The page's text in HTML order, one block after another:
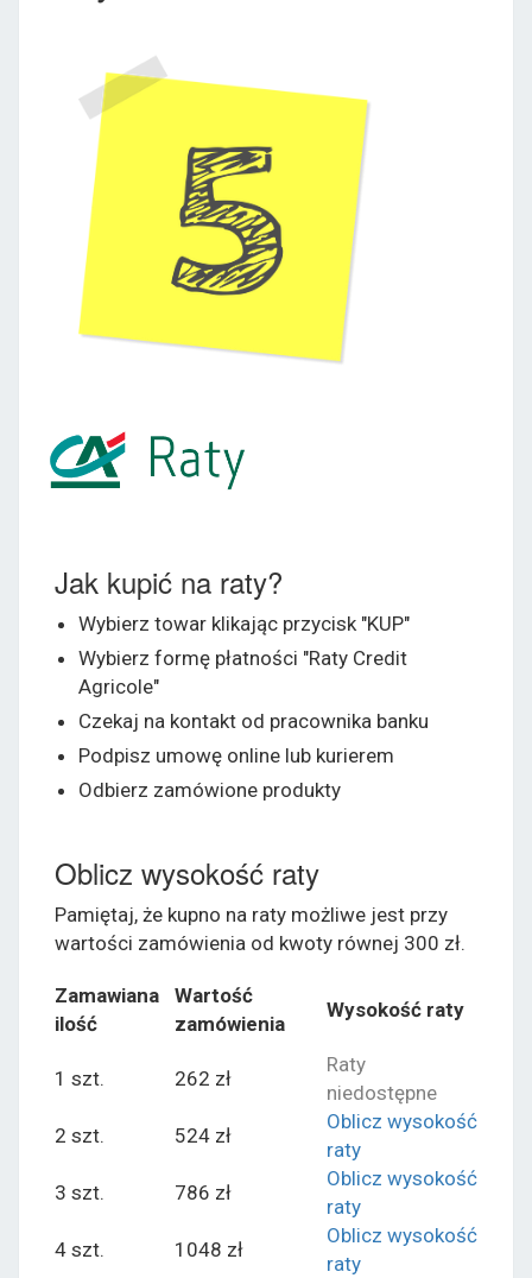
Jak kupić na raty?
Wybierz towar klikając przycisk "KUP"
Wybierz formę płatności "Raty Credit
Agricole"
Czekaj na kontakt od pracownika banku
Podpisz umowę online lub kurierem
Odbierz zamówione produkty
Oblicz wysokość raty
Pamiętaj, że kupno na raty możliwe jest przy
wartości zamówienia od kwoty równej 300 zł.
Zamawiana
ilość
Wartość
zamówienia
Wysokość raty
1 szt. 262 zł
Raty
niedostępne
2 szt.
524 zł
Oblicz wysokość
raty
3 szt.
786 zł
Oblicz wysokość
raty
4 szt.
1048 zł
Oblicz wysokość
raty